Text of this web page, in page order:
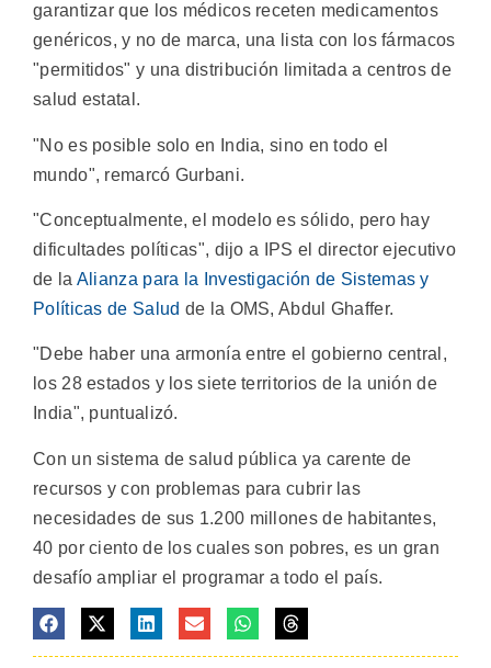
garantizar que los médicos receten medicamentos
genéricos, y no de marca, una lista con los fármacos
"permitidos" y una distribución limitada a centros de
salud estatal.
"No es posible solo en India, sino en todo el
mundo", remarcó Gurbani.
"Conceptualmente, el modelo es sólido, pero hay
dificultades políticas", dijo a IPS el director ejecutivo
de la Alianza para la Investigación de Sistemas y
Políticas de Salud de la OMS, Abdul Ghaffer.
"Debe haber una armonía entre el gobierno central,
los 28 estados y los siete territorios de la unión de
India", puntualizó.
Con un sistema de salud pública ya carente de
recursos y con problemas para cubrir las
necesidades de sus 1.200 millones de habitantes,
40 por ciento de los cuales son pobres, es un gran
desafío ampliar el programar a todo el país.